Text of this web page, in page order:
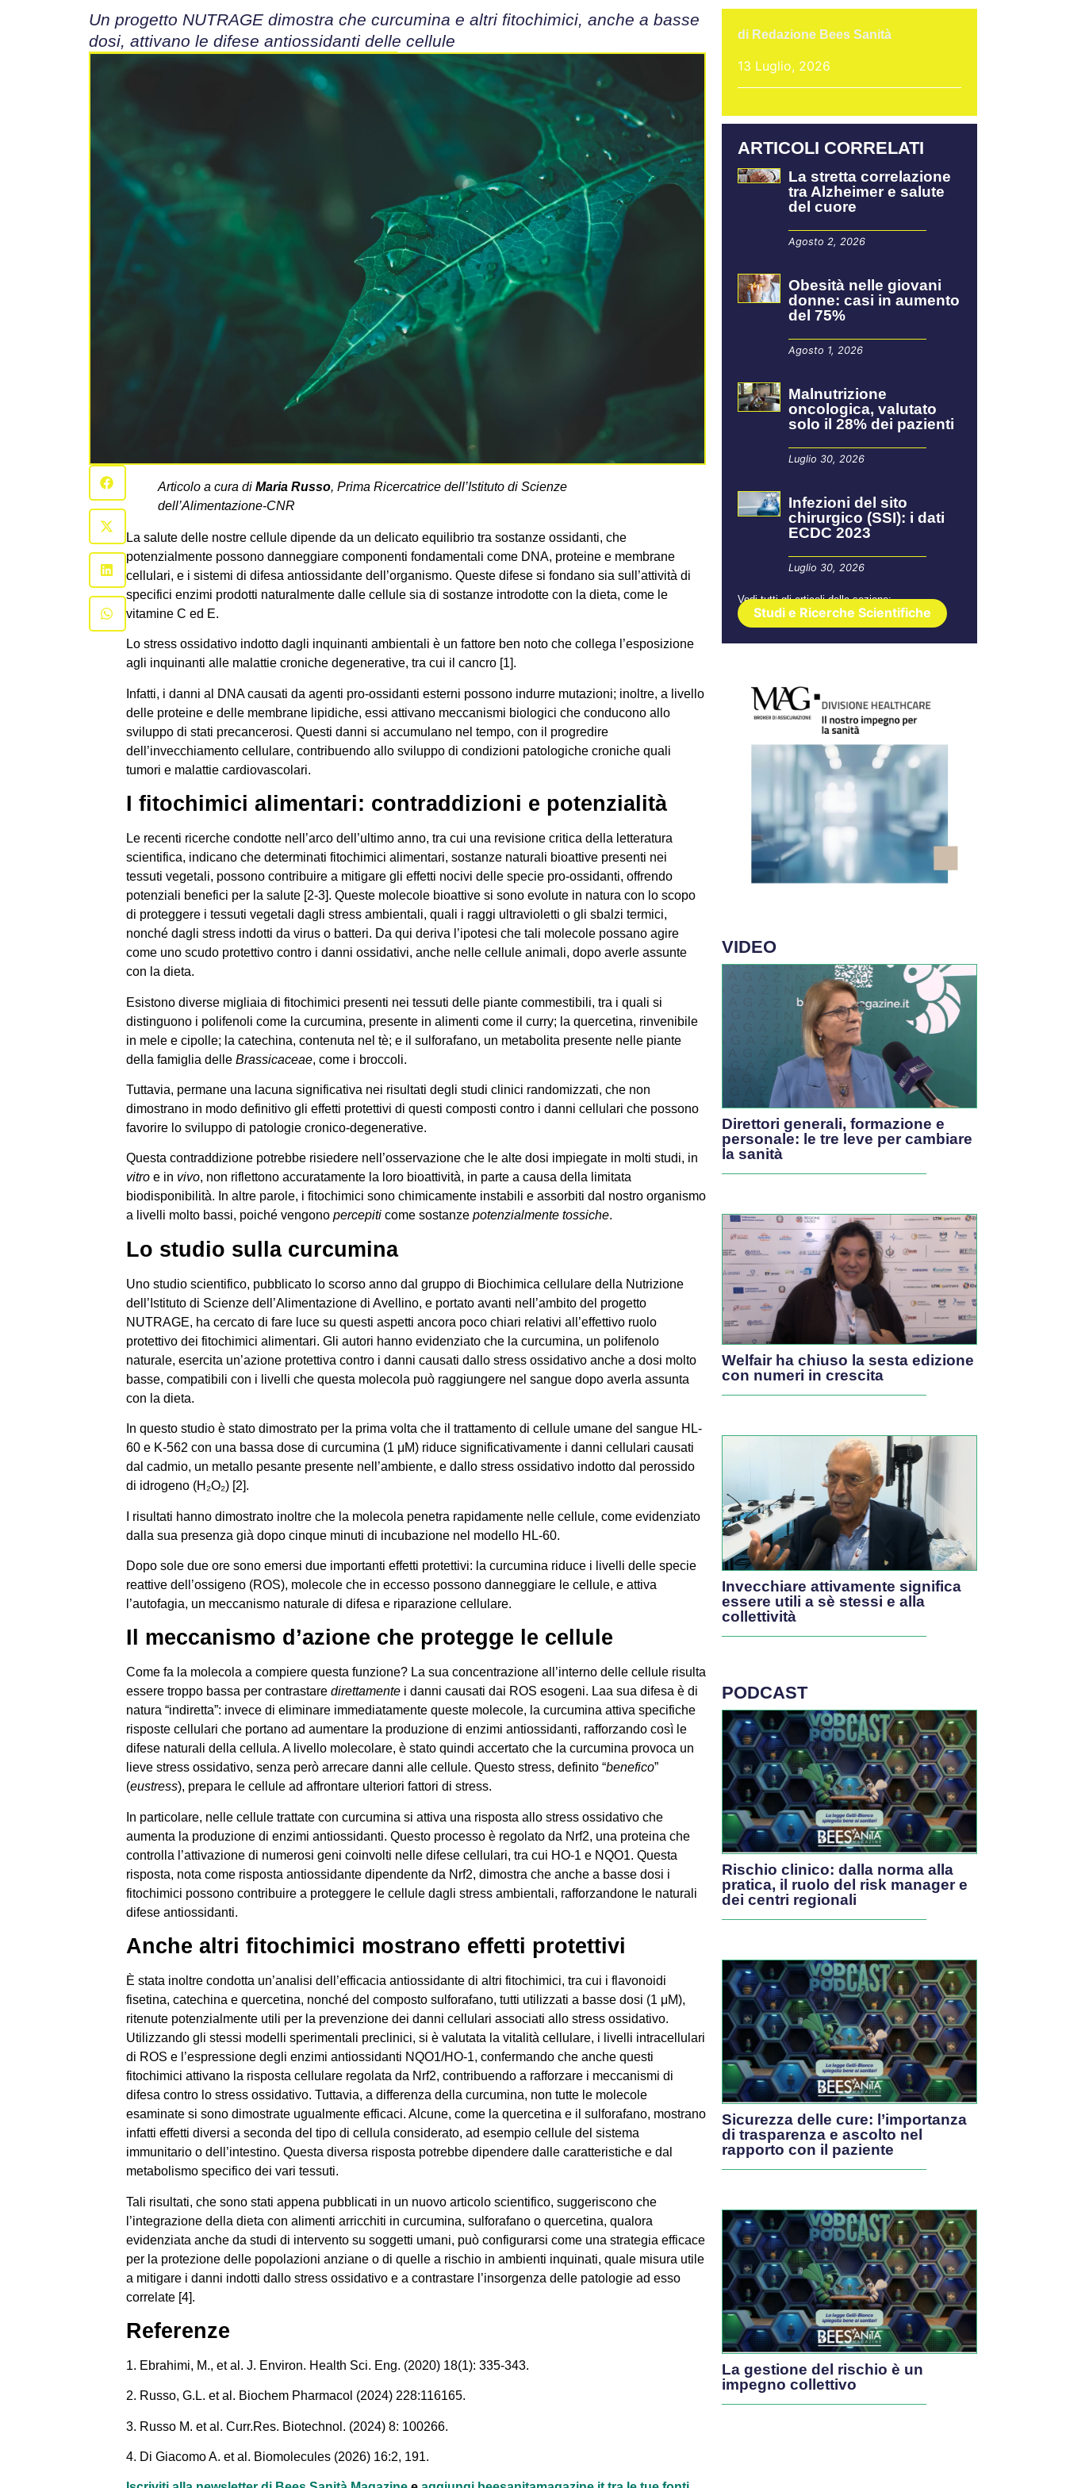
Un progetto NUTRAGE dimostra che curcumina e altri fitochimici, anche a basse
dosi, attivano le difese antiossidanti delle cellule
Articolo a cura di Maria Russo, Prima Ricercatrice dell’Istituto di Scienze
dell’Alimentazione-CNR
La salute delle nostre cellule dipende da un delicato equilibrio tra sostanze ossidanti, che
potenzialmente possono danneggiare componenti fondamentali come DNA, proteine e membrane
cellulari, e i sistemi di difesa antiossidante dell’organismo. Queste difese si fondano sia sull’attività di
specifici enzimi prodotti naturalmente dalle cellule sia di sostanze introdotte con la dieta, come le
vitamine C ed E.
Lo stress ossidativo indotto dagli inquinanti ambientali è un fattore ben noto che collega l’esposizione
agli inquinanti alle malattie croniche degenerative, tra cui il cancro [1].
Infatti, i danni al DNA causati da agenti pro-ossidanti esterni possono indurre mutazioni; inoltre, a livello
delle proteine e delle membrane lipidiche, essi attivano meccanismi biologici che conducono allo
sviluppo di stati precancerosi. Questi danni si accumulano nel tempo, con il progredire
dell’invecchiamento cellulare, contribuendo allo sviluppo di condizioni patologiche croniche quali
tumori e malattie cardiovascolari.
I fitochimici alimentari: contraddizioni e potenzialità
Le recenti ricerche condotte nell’arco dell’ultimo anno, tra cui una revisione critica della letteratura
scientifica, indicano che determinati fitochimici alimentari, sostanze naturali bioattive presenti nei
tessuti vegetali, possono contribuire a mitigare gli effetti nocivi delle specie pro-ossidanti, offrendo
potenziali benefici per la salute [2-3]. Queste molecole bioattive si sono evolute in natura con lo scopo
di proteggere i tessuti vegetali dagli stress ambientali, quali i raggi ultravioletti o gli sbalzi termici,
nonché dagli stress indotti da virus o batteri. Da qui deriva l’ipotesi che tali molecole possano agire
come uno scudo protettivo contro i danni ossidativi, anche nelle cellule animali, dopo averle assunte
con la dieta.
Esistono diverse migliaia di fitochimici presenti nei tessuti delle piante commestibili, tra i quali si
distinguono i polifenoli come la curcumina, presente in alimenti come il curry; la quercetina, rinvenibile
in mele e cipolle; la catechina, contenuta nel tè; e il sulforafano, un metabolita presente nelle piante
della famiglia delle Brassicaceae, come i broccoli.
Tuttavia, permane una lacuna significativa nei risultati degli studi clinici randomizzati, che non
dimostrano in modo definitivo gli effetti protettivi di questi composti contro i danni cellulari che possono
favorire lo sviluppo di patologie cronico-degenerative.
Questa contraddizione potrebbe risiedere nell’osservazione che le alte dosi impiegate in molti studi, in
vitro e in vivo, non riflettono accuratamente la loro bioattività, in parte a causa della limitata
biodisponibilità. In altre parole, i fitochimici sono chimicamente instabili e assorbiti dal nostro organismo
a livelli molto bassi, poiché vengono percepiti come sostanze potenzialmente tossiche.
Lo studio sulla curcumina
Uno studio scientifico, pubblicato lo scorso anno dal gruppo di Biochimica cellulare della Nutrizione
dell’Istituto di Scienze dell’Alimentazione di Avellino, e portato avanti nell’ambito del progetto
NUTRAGE, ha cercato di fare luce su questi aspetti ancora poco chiari relativi all’effettivo ruolo
protettivo dei fitochimici alimentari. Gli autori hanno evidenziato che la curcumina, un polifenolo
naturale, esercita un’azione protettiva contro i danni causati dallo stress ossidativo anche a dosi molto
basse, compatibili con i livelli che questa molecola può raggiungere nel sangue dopo averla assunta
con la dieta.
In questo studio è stato dimostrato per la prima volta che il trattamento di cellule umane del sangue HL-
60 e K-562 con una bassa dose di curcumina (1 μM) riduce significativamente i danni cellulari causati
dal cadmio, un metallo pesante presente nell’ambiente, e dallo stress ossidativo indotto dal perossido
di idrogeno (H₂O₂) [2].
I risultati hanno dimostrato inoltre che la molecola penetra rapidamente nelle cellule, come evidenziato
dalla sua presenza già dopo cinque minuti di incubazione nel modello HL-60.
Dopo sole due ore sono emersi due importanti effetti protettivi: la curcumina riduce i livelli delle specie
reattive dell’ossigeno (ROS), molecole che in eccesso possono danneggiare le cellule, e attiva
l’autofagia, un meccanismo naturale di difesa e riparazione cellulare.
Il meccanismo d’azione che protegge le cellule
Come fa la molecola a compiere questa funzione? La sua concentrazione all’interno delle cellule risulta
essere troppo bassa per contrastare direttamente i danni causati dai ROS esogeni. Laa sua difesa è di
natura “indiretta”: invece di eliminare immediatamente queste molecole, la curcumina attiva specifiche
risposte cellulari che portano ad aumentare la produzione di enzimi antiossidanti, rafforzando così le
difese naturali della cellula. A livello molecolare, è stato quindi accertato che la curcumina provoca un
lieve stress ossidativo, senza però arrecare danni alle cellule. Questo stress, definito “benefico”
(eustress), prepara le cellule ad affrontare ulteriori fattori di stress.
In particolare, nelle cellule trattate con curcumina si attiva una risposta allo stress ossidativo che
aumenta la produzione di enzimi antiossidanti. Questo processo è regolato da Nrf2, una proteina che
controlla l’attivazione di numerosi geni coinvolti nelle difese cellulari, tra cui HO-1 e NQO1. Questa
risposta, nota come risposta antiossidante dipendente da Nrf2, dimostra che anche a basse dosi i
fitochimici possono contribuire a proteggere le cellule dagli stress ambientali, rafforzandone le naturali
difese antiossidanti.
Anche altri fitochimici mostrano effetti protettivi
È stata inoltre condotta un’analisi dell’efficacia antiossidante di altri fitochimici, tra cui i flavonoidi
fisetina, catechina e quercetina, nonché del composto sulforafano, tutti utilizzati a basse dosi (1 μM),
ritenute potenzialmente utili per la prevenzione dei danni cellulari associati allo stress ossidativo.
Utilizzando gli stessi modelli sperimentali preclinici, si è valutata la vitalità cellulare, i livelli intracellulari
di ROS e l’espressione degli enzimi antiossidanti NQO1/HO-1, confermando che anche questi
fitochimici attivano la risposta cellulare regolata da Nrf2, contribuendo a rafforzare i meccanismi di
difesa contro lo stress ossidativo. Tuttavia, a differenza della curcumina, non tutte le molecole
esaminate si sono dimostrate ugualmente efficaci. Alcune, come la quercetina e il sulforafano, mostrano
infatti effetti diversi a seconda del tipo di cellula considerato, ad esempio cellule del sistema
immunitario o dell’intestino. Questa diversa risposta potrebbe dipendere dalle caratteristiche e dal
metabolismo specifico dei vari tessuti.
Tali risultati, che sono stati appena pubblicati in un nuovo articolo scientifico, suggeriscono che
l’integrazione della dieta con alimenti arricchiti in curcumina, sulforafano o quercetina, qualora
evidenziata anche da studi di intervento su soggetti umani, può configurarsi come una strategia efficace
per la protezione delle popolazioni anziane o di quelle a rischio in ambienti inquinati, quale misura utile
a mitigare i danni indotti dallo stress ossidativo e a contrastare l’insorgenza delle patologie ad esso
correlate [4].
Referenze
1. Ebrahimi, M., et al. J. Environ. Health Sci. Eng. (2020) 18(1): 335-343.
2. Russo, G.L. et al. Biochem Pharmacol (2024) 228:116165.
3. Russo M. et al. Curr.Res. Biotechnol. (2024) 8: 100266.
4. Di Giacomo A. et al. Biomolecules (2026) 16:2, 191.
di Redazione Bees Sanità
13 Luglio, 2026
ARTICOLI CORRELATI
La stretta correlazione
tra Alzheimer e salute
del cuore
Agosto 2, 2026
Obesità nelle giovani
donne: casi in aumento
del 75%
Agosto 1, 2026
Malnutrizione
oncologica, valutato
solo il 28% dei pazienti
Luglio 30, 2026
Infezioni del sito
chirurgico (SSI): i dati
ECDC 2023
Luglio 30, 2026
Vedi tutti gli articoli della sezione:
Studi e Ricerche Scientifiche
VIDEO
Direttori generali, formazione e
personale: le tre leve per cambiare
la sanità
Welfair ha chiuso la sesta edizione
con numeri in crescita
Invecchiare attivamente significa
essere utili a sè stessi e alla
collettività
PODCAST
Rischio clinico: dalla norma alla
pratica, il ruolo del risk manager e
dei centri regionali
Sicurezza delle cure: l’importanza
di trasparenza e ascolto nel
rapporto con il paziente
La gestione del rischio è un
impegno collettivo